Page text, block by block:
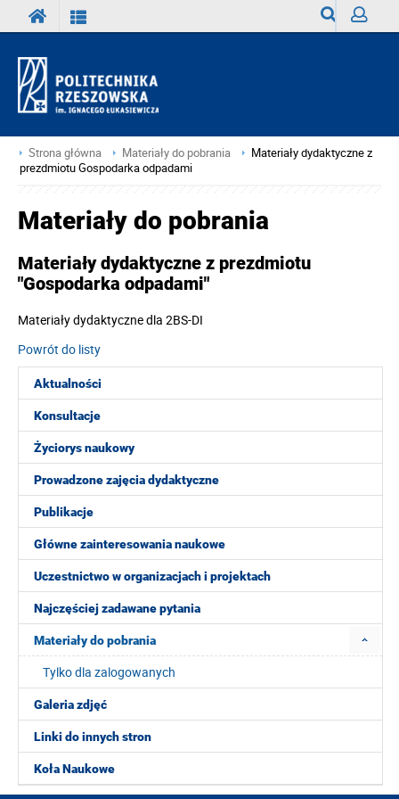
Strona główna Materiały do pobrania
Materiały dydaktyczne z
prezdmiotu Gospodarka odpadami
Aktualności
Konsultacje
Życiorys naukowy
Prowadzone zajęcia dydaktyczne
Publikacje
Główne zainteresowania naukowe
Uczestnictwo w organizacjach i projektach
Najczęściej zadawane pytania
Materiały do pobrania
Tylko dla zalogowanych
Galeria zdjęć
Linki do innych stron
Koła Naukowe
Materiały do pobrania
Materiały dydaktyczne z prezdmiotu
"Gospodarka odpadami"
Materiały dydaktyczne dla 2BS-DI
Powrót do listy